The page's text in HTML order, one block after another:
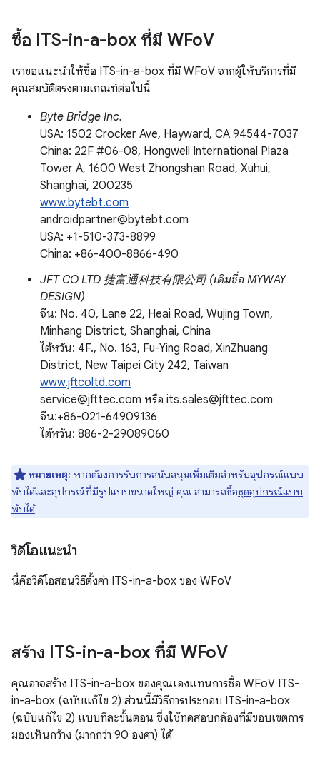
ซื้อ ITS-in-a-box ที่มี WFoV
เราขอแนะนำให้ซื้อ ITS-in-a-box ที่มี WFoV จากผู้ให้บริการที่มี
คุณสมบัติตรงตามเกณฑ์ต่อไปนี้
Byte Bridge Inc.
USA: 1502 Crocker Ave, Hayward, CA 94544-7037
China: 22F #06-08, Hongwell International Plaza
Tower A, 1600 West Zhongshan Road, Xuhui,
Shanghai, 200235
www.bytebt.com
androidpartner@bytebt.com
USA: +1-510-373-8899
China: +86-400-8866-490
JFT CO LTD 捷富通科技有限公司 (เดิมชื่อ MYWAY
DESIGN)
จีน: No. 40, Lane 22, Heai Road, Wujing Town,
Minhang District, Shanghai, China
ไต้หวัน: 4F., No. 163, Fu-Ying Road, XinZhuang
District, New Taipei City 242, Taiwan
www.jftcoltd.com
service@jfttec.com หรือ its.sales@jfttec.com
จีน:+86-021-64909136
ไต้หวัน: 886-2-29089060
หมายเหตุ: หากต้องการรับการสนับสนุนเพิ่มเติมสำหรับอุปกรณ์แบบ
พับได้และอุปกรณ์ที่มีรูปแบบขนาดใหญ่ คุณ สามารถซื้อชุดอุปกรณ์แบบ
พับได้
วิดีโอแนะนำ
นี่คือวิดีโอสอนวิธีตั้งค่า ITS-in-a-box ของ WFoV
สร้าง ITS-in-a-box ที่มี WFoV
คุณอาจสร้าง ITS-in-a-box ของคุณเองแทนการซื้อ WFoV ITS-
in-a-box (ฉบับแก้ไข 2) ส่วนนี้มีวิธีการประกอบ ITS-in-a-box
(ฉบับแก้ไข 2) แบบทีละขั้นตอน ซึ่งใช้ทดสอบกล้องที่มีขอบเขตการ
มองเห็นกว้าง (มากกว่า 90 องศา) ได้